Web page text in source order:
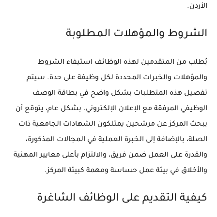
الأردن.
الشروط والمؤهلات المطلوبة
يُطلب من المتقدمين لهذه الوظائف استيفاء الشروط
والمؤهلات والخبرات المحددة لكل وظيفة على حدة. سيتم
تفصيل هذه المتطلبات بشكل واضح في بطاقة الوصف
الوظيفي المرفقة مع الإعلان الإلكتروني. بشكل عام، يتوقع أن
يبحث المركز عن مرشحين يمتلكون الشهادات الجامعية ذات
الصلة، بالإضافة إلى الخبرة العملية في المجالات المذكورة،
والقدرة على العمل ضمن فريق، والالتزام بأعلى معايير المهنية
والأخلاق في بيئة عمل حساسة ومهمة كبيئة المركز.
كيفية التقديم على الوظائف الشاغرة